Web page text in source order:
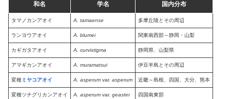
和名 学名 国内分布
タマノカンアオイ A. tamaense 多摩丘陵とその周辺
ランヨウアオイ A. blumei 関東南西部～静岡・山梨
カギガタアオイ A. curvistigma 静岡県、山梨県
アマギカンアオイ A. muramatsui 伊豆半島とその周辺
変種ミヤコアオイ A. asperum var. asperum 近畿～島根、四国、大分、熊本
変種ツチグリカンアオイ A. asperum var. geaster 四国南東部